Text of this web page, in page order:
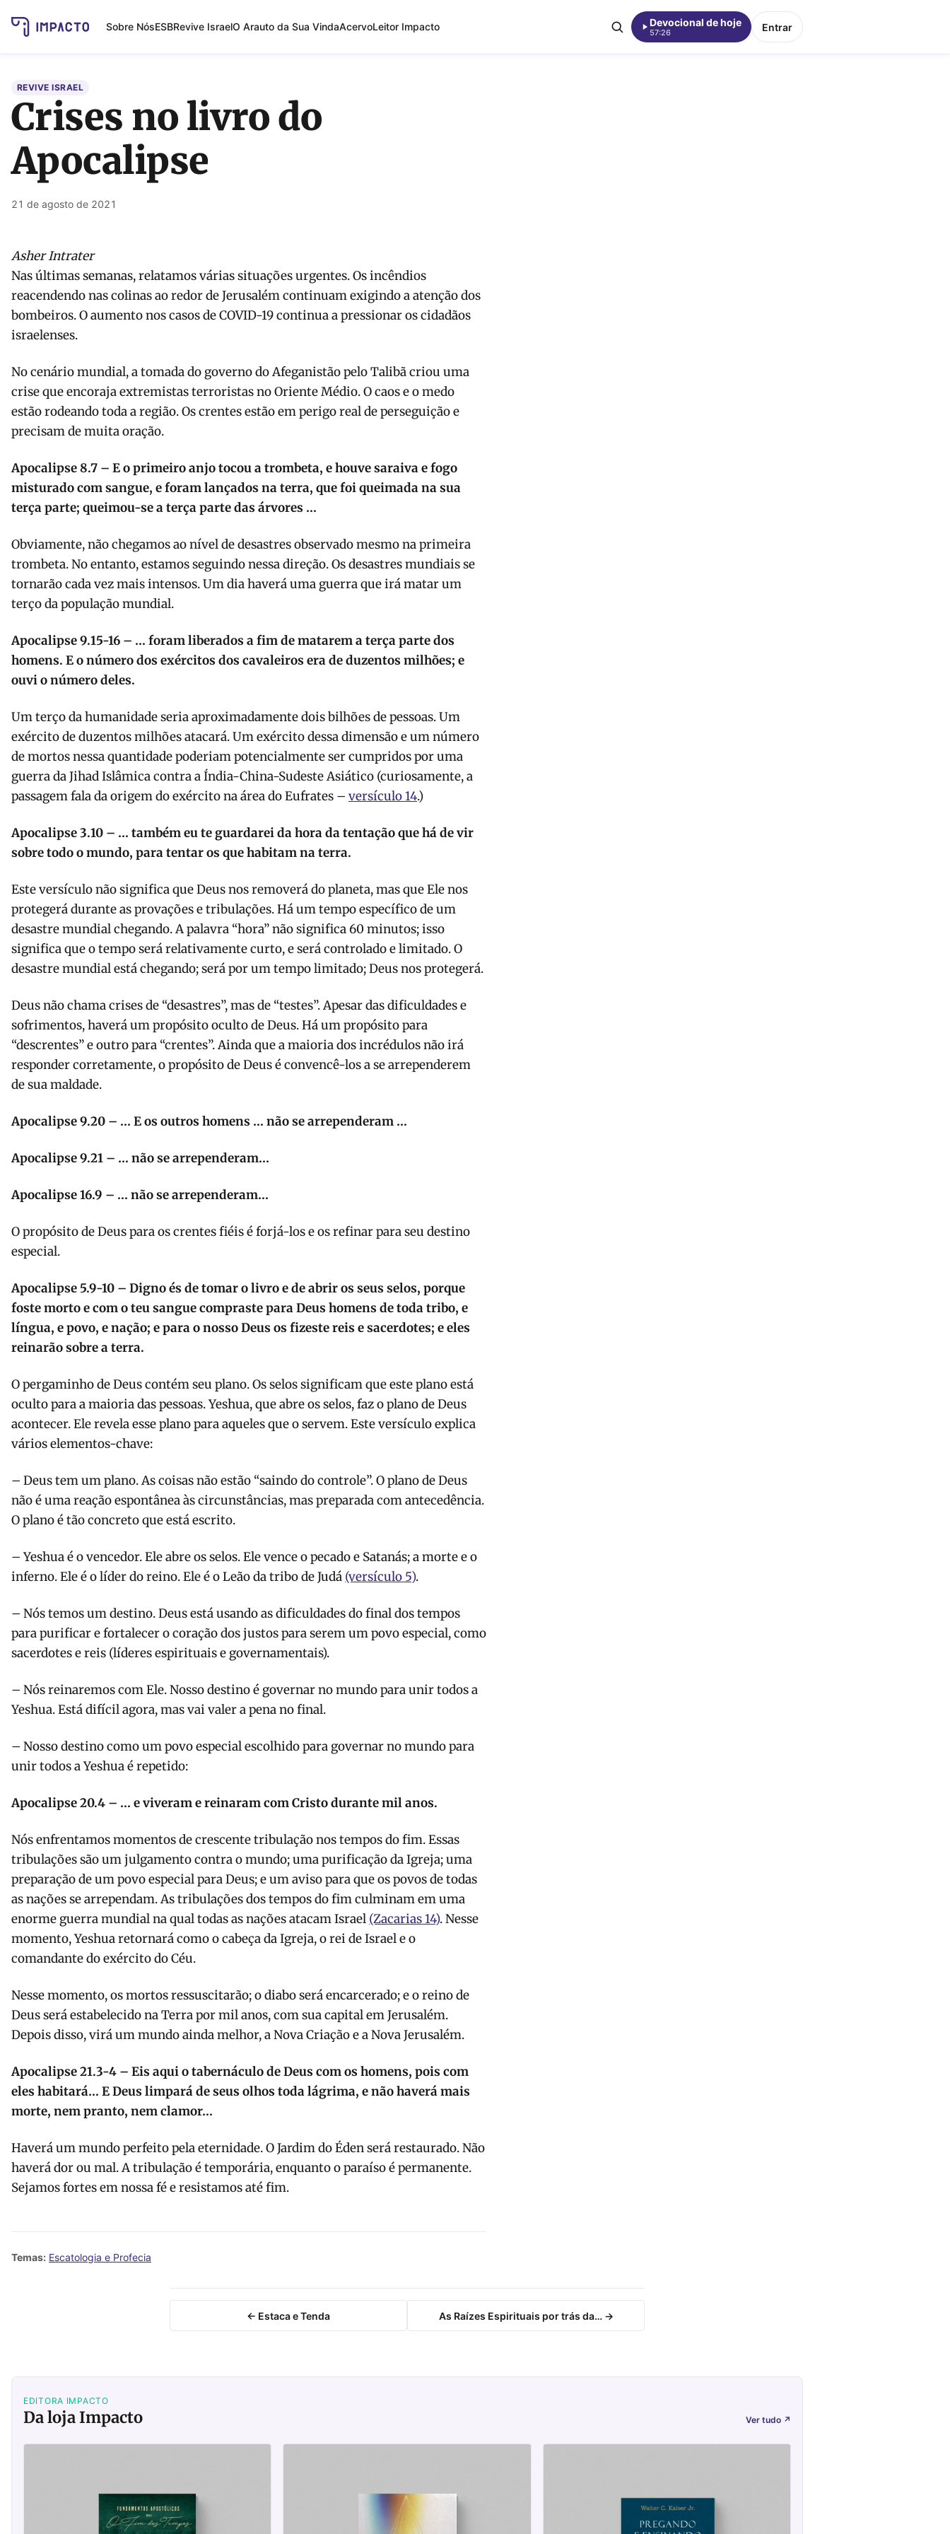
Sobre NósESBRevive IsraelO Arauto da Sua VindaAcervoLeitor Impacto Devocional de hoje
57:26 Entrar
REVIVE ISRAEL
Crises no livro do
Apocalipse
21 de agosto de 2021
Asher Intrater
Nas últimas semanas, relatamos várias situações urgentes. Os incêndios
reacendendo nas colinas ao redor de Jerusalém continuam exigindo a atenção dos
bombeiros. O aumento nos casos de COVID-19 continua a pressionar os cidadãos
israelenses.
No cenário mundial, a tomada do governo do Afeganistão pelo Talibã criou uma
crise que encoraja extremistas terroristas no Oriente Médio. O caos e o medo
estão rodeando toda a região. Os crentes estão em perigo real de perseguição e
precisam de muita oração.
Apocalipse 8.7 – E o primeiro anjo tocou a trombeta, e houve saraiva e fogo
misturado com sangue, e foram lançados na terra, que foi queimada na sua
terça parte; queimou-se a terça parte das árvores …
Obviamente, não chegamos ao nível de desastres observado mesmo na primeira
trombeta. No entanto, estamos seguindo nessa direção. Os desastres mundiais se
tornarão cada vez mais intensos. Um dia haverá uma guerra que irá matar um
terço da população mundial.
Apocalipse 9.15-16 – … foram liberados a fim de matarem a terça parte dos
homens. E o número dos exércitos dos cavaleiros era de duzentos milhões; e
ouvi o número deles.
Um terço da humanidade seria aproximadamente dois bilhões de pessoas. Um
exército de duzentos milhões atacará. Um exército dessa dimensão e um número
de mortos nessa quantidade poderiam potencialmente ser cumpridos por uma
guerra da Jihad Islâmica contra a Índia-China-Sudeste Asiático (curiosamente, a
passagem fala da origem do exército na área do Eufrates – versículo 14.)
Apocalipse 3.10 – … também eu te guardarei da hora da tentação que há de vir
sobre todo o mundo, para tentar os que habitam na terra.
Este versículo não significa que Deus nos removerá do planeta, mas que Ele nos
protegerá durante as provações e tribulações. Há um tempo específico de um
desastre mundial chegando. A palavra “hora” não significa 60 minutos; isso
significa que o tempo será relativamente curto, e será controlado e limitado. O
desastre mundial está chegando; será por um tempo limitado; Deus nos protegerá.
Deus não chama crises de “desastres”, mas de “testes”. Apesar das dificuldades e
sofrimentos, haverá um propósito oculto de Deus. Há um propósito para
“descrentes” e outro para “crentes”. Ainda que a maioria dos incrédulos não irá
responder corretamente, o propósito de Deus é convencê-los a se arrependerem
de sua maldade.
Apocalipse 9.20 – … E os outros homens … não se arrependeram …
Apocalipse 9.21 – … não se arrependeram…
Apocalipse 16.9 – … não se arrependeram…
O propósito de Deus para os crentes fiéis é forjá-los e os refinar para seu destino
especial.
Apocalipse 5.9-10 – Digno és de tomar o livro e de abrir os seus selos, porque
foste morto e com o teu sangue compraste para Deus homens de toda tribo, e
língua, e povo, e nação; e para o nosso Deus os fizeste reis e sacerdotes; e eles
reinarão sobre a terra.
O pergaminho de Deus contém seu plano. Os selos significam que este plano está
oculto para a maioria das pessoas. Yeshua, que abre os selos, faz o plano de Deus
acontecer. Ele revela esse plano para aqueles que o servem. Este versículo explica
vários elementos-chave:
– Deus tem um plano. As coisas não estão “saindo do controle”. O plano de Deus
não é uma reação espontânea às circunstâncias, mas preparada com antecedência.
O plano é tão concreto que está escrito.
– Yeshua é o vencedor. Ele abre os selos. Ele vence o pecado e Satanás; a morte e o
inferno. Ele é o líder do reino. Ele é o Leão da tribo de Judá (versículo 5).
– Nós temos um destino. Deus está usando as dificuldades do final dos tempos
para purificar e fortalecer o coração dos justos para serem um povo especial, como
sacerdotes e reis (líderes espirituais e governamentais).
– Nós reinaremos com Ele. Nosso destino é governar no mundo para unir todos a
Yeshua. Está difícil agora, mas vai valer a pena no final.
– Nosso destino como um povo especial escolhido para governar no mundo para
unir todos a Yeshua é repetido:
Apocalipse 20.4 – … e viveram e reinaram com Cristo durante mil anos.
Nós enfrentamos momentos de crescente tribulação nos tempos do fim. Essas
tribulações são um julgamento contra o mundo; uma purificação da Igreja; uma
preparação de um povo especial para Deus; e um aviso para que os povos de todas
as nações se arrependam. As tribulações dos tempos do fim culminam em uma
enorme guerra mundial na qual todas as nações atacam Israel (Zacarias 14). Nesse
momento, Yeshua retornará como o cabeça da Igreja, o rei de Israel e o
comandante do exército do Céu.
Nesse momento, os mortos ressuscitarão; o diabo será encarcerado; e o reino de
Deus será estabelecido na Terra por mil anos, com sua capital em Jerusalém.
Depois disso, virá um mundo ainda melhor, a Nova Criação e a Nova Jerusalém.
Apocalipse 21.3-4 – Eis aqui o tabernáculo de Deus com os homens, pois com
eles habitará… E Deus limpará de seus olhos toda lágrima, e não haverá mais
morte, nem pranto, nem clamor…
Haverá um mundo perfeito pela eternidade. O Jardim do Éden será restaurado. Não
haverá dor ou mal. A tribulação é temporária, enquanto o paraíso é permanente.
Sejamos fortes em nossa fé e resistamos até fim.
Temas: Escatologia e Profecia
← Estaca e Tenda As Raízes Espirituais por trás da… →
EDITORA IMPACTO
Da loja Impacto Ver tudo ↗